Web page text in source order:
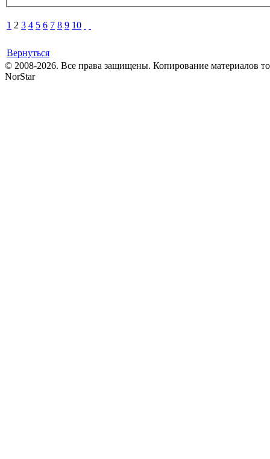
1 2 3 4 5 6 7 8 9 10
Вернуться
© 2008-2026. Все права защищены. Копирование материалов
NorStar